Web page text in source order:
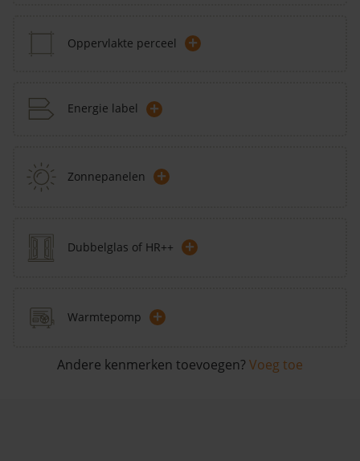
Oppervlakte perceel +
Energie label +
Zonnepanelen +
Dubbelglas of HR++ +
Warmtepomp +
Andere kenmerken toevoegen? Voeg toe